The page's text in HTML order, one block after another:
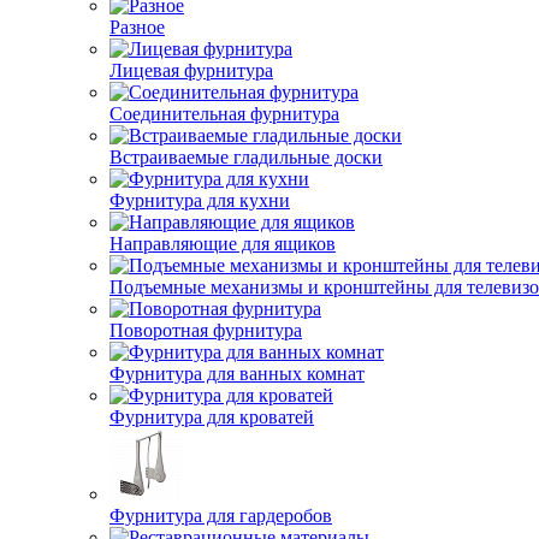
Разное
Лицевая фурнитура
Соединительная фурнитура
Встраиваемые гладильные доски
Фурнитура для кухни
Направляющие для ящиков
Подъемные механизмы и кронштейны для
Поворотная фурнитура
Фурнитура для ванных комнат
Фурнитура для кроватей
Фурнитура для гардеробов